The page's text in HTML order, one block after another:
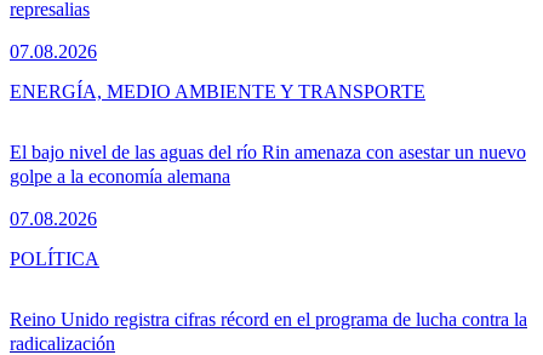
represalias
07.08.2026
El bajo nivel de las aguas del río Rin amenaza con asestar un nuevo
golpe a la economía alemana
07.08.2026
ENERGÍA, MEDIO AMBIENTE Y TRANSPORTE
Reino Unido registra cifras récord en el programa de lucha contra la
radicalización
POLÍTICA